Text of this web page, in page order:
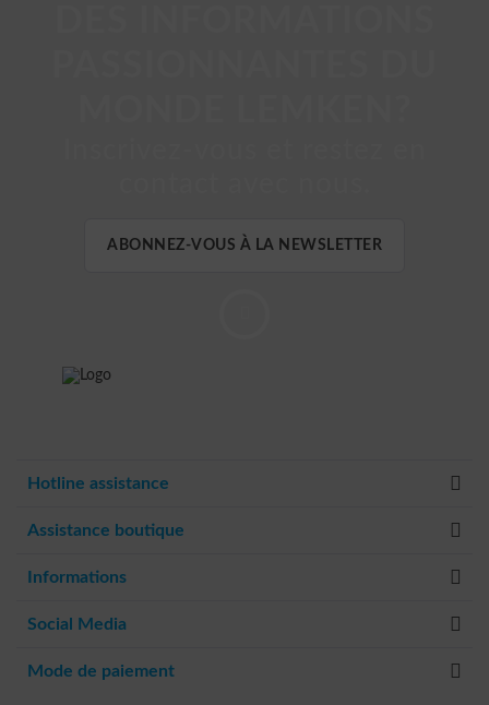
ABONNEZ-VOUS À LA NEWSLETTER
Hotline assistance
Assistance boutique
Informations
Social Media
Mode de paiement